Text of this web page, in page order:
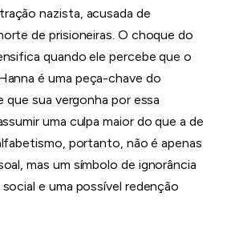
nazista, acusada de
de prisioneiras. O choque do
quando ele percebe que o
é uma peça-chave do
que sua vergonha por essa
uma culpa maior do que a de
portanto, não é apenas
mas um símbolo de ignorância
e uma possível redenção